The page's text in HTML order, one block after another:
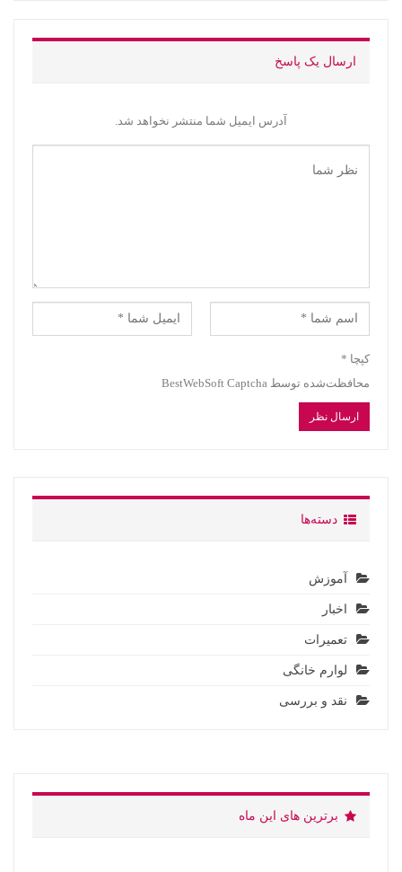
ارسال یک پاسخ
آدرس ایمیل شما منتشر نخواهد شد.
کپچا *
محافظت‌شده توسط BestWebSoft Captcha
دسته‌ها
آموزش
اخبار
تعمیرات
لوارم خانگی
نقد و بررسی
برترین های این ماه